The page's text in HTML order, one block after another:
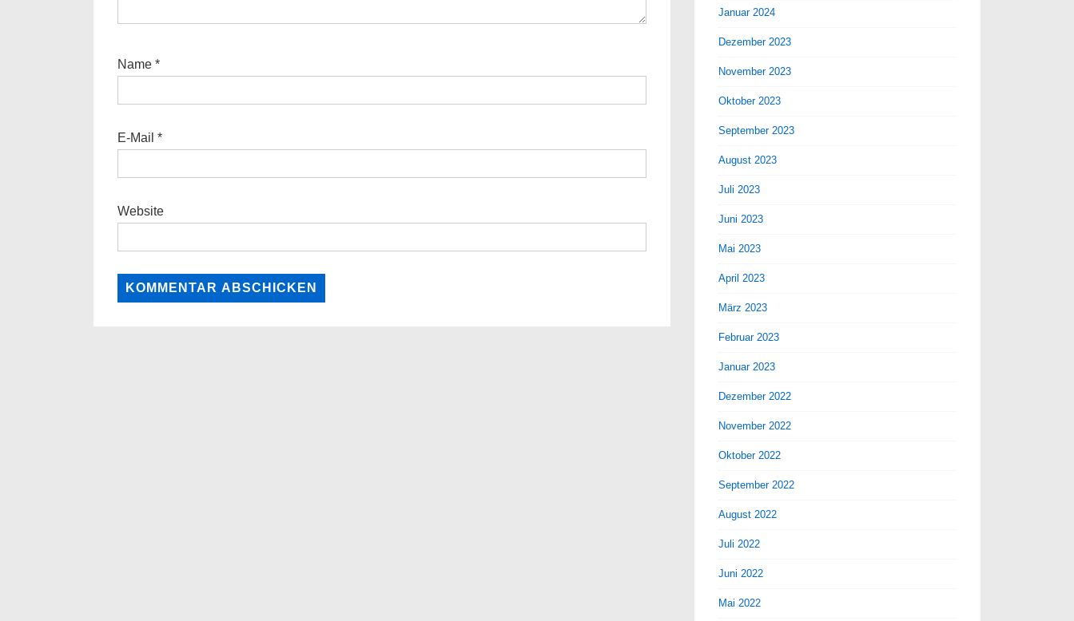
Name *
E-Mail *
Website
Januar 2024
Dezember 2023
November 2023
Oktober 2023
September 2023
August 2023
Juli 2023
Juni 2023
Mai 2023
April 2023
März 2023
Februar 2023
Januar 2023
Dezember 2022
November 2022
Oktober 2022
September 2022
August 2022
Juli 2022
Juni 2022
Mai 2022